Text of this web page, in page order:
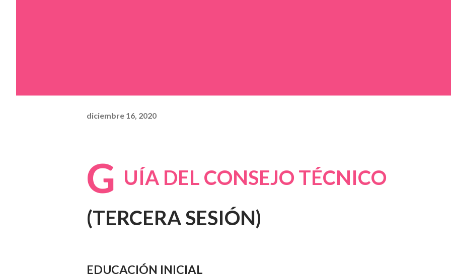
diciembre 16, 2020
G UÍA DEL CONSEJO TÉCNICO
(TERCERA SESIÓN)
EDUCACIÓN INICIAL